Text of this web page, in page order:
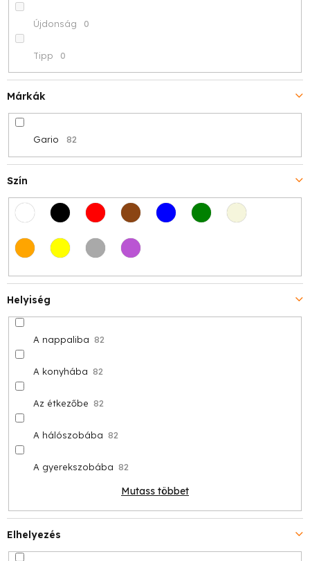
é
s
e
Újdonság 0
Tipp 0
Márkák
Gario 82
Szín
Helyiség
A nappaliba 82
A konyhába 82
Az étkezőbe 82
A hálószobába 82
A gyerekszobába 82
Mutass többet
Elhelyezés